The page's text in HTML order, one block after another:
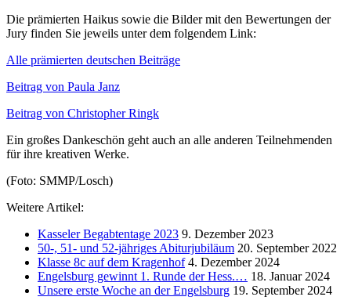
Die prämierten Haikus sowie die Bilder mit den Bewertungen der
Jury finden Sie jeweils unter dem folgendem Link:
Alle prämierten deutschen Beiträge
Beitrag von Paula Janz
Beitrag von Christopher Ringk
Ein großes Dankeschön geht auch an alle anderen Teilnehmenden
für ihre kreativen Werke.
(Foto: SMMP/Losch)
Weitere Artikel:
Kasseler Begabtentage 2023 9. Dezember 2023
50-, 51- und 52-jähriges Abiturjubiläum 20. September 2022
Klasse 8c auf dem Kragenhof4. Dezember 2024
Engelsburg gewinnt 1. Runde der Hess.… 18. Januar 2024
Unsere erste Woche an der Engelsburg 19. September 2024